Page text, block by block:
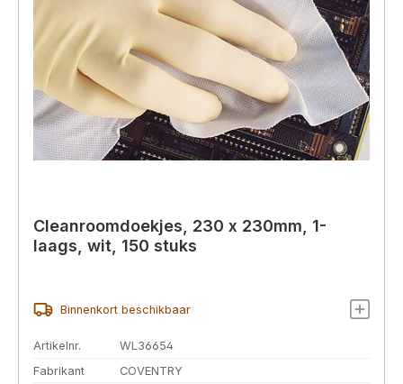
Cleanroomdoekjes, 230 x 230mm, 1-
laags, wit, 150 stuks
Binnenkort beschikbaar
Artikelnr.
WL36654
Fabrikant
COVENTRY